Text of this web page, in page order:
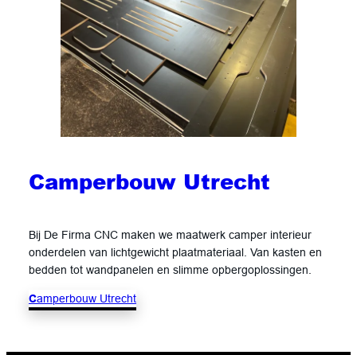
Camperbouw Utrecht
Bij De Firma CNC maken we maatwerk camper interieur
onderdelen van lichtgewicht plaatmateriaal. Van kasten en
bedden tot wandpanelen en slimme opbergoplossingen.
Camperbouw Utrecht